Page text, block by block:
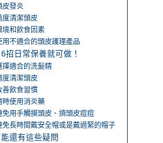
皮發炎
清潔頭皮
和飲食因素
不適合的頭皮護理產品
招日常保養就可做！
適合的洗髮精
清潔頭皮
飲食習慣
使用消炎藥
用手觸摸頭皮、擠頭皮痘痘
長時間戴安全帽或是戴過緊的帽子
還有這些疑問